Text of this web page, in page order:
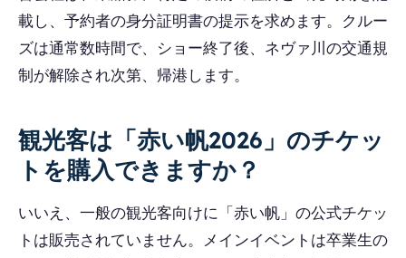
載し、予約者の身分証明書の提示を求めます。クルー
ズは通常数時間で、ショー終了後、ネヴァ川の交通規
制が解除され次第、帰港します。
観光客は「赤い帆2026」のチケッ
トを購入できますか？
いいえ、一般の観光客向けに「赤い帆」の公式チケッ
トは販売されていません。メインイベントは卒業生の